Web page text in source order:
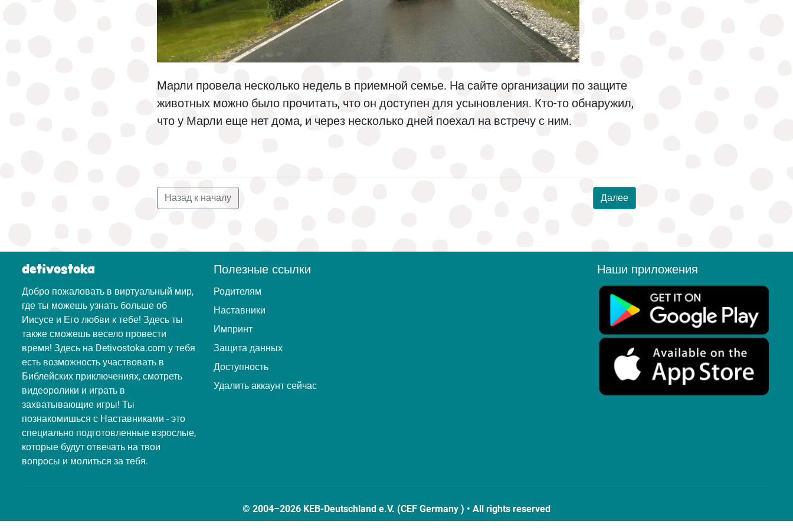
Марли провела несколько недель в приемной семье. На сайте организации по защите
животных можно было прочитать, что он доступен для усыновления. Кто-то обнаружил,
что у Марли еще нет дома, и через несколько дней поехал на встречу с ним.
Далее
Назад к началу
detivostoka
Добро пожаловать в виртуальный мир,
где ты можешь узнать больше об
Иисусе и Его любви к тебе! Здесь ты
также сможешь весело провести
время! Здесь на Detivostoka.com у тебя
есть возможность участвовать в
Библейских приключениях, смотреть
видеоролики и играть в
захватывающие игры! Ты
познакомишься с Наставниками - это
специально подготовленные взрослые,
которые будут отвечать на твои
вопросы и молиться за тебя.
Полезные ссылки
Родителям
Наставники
Импринт
Защита данных
Доступность
Удалить аккаунт сейчас
Наши приложения
© 2004–2026 KEB-Deutschland e.V. (CEF Germany ) • All rights reserved